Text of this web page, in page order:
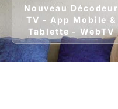
Nouveau Décodeur
TV - App Mobile &
Tablette - WebTV